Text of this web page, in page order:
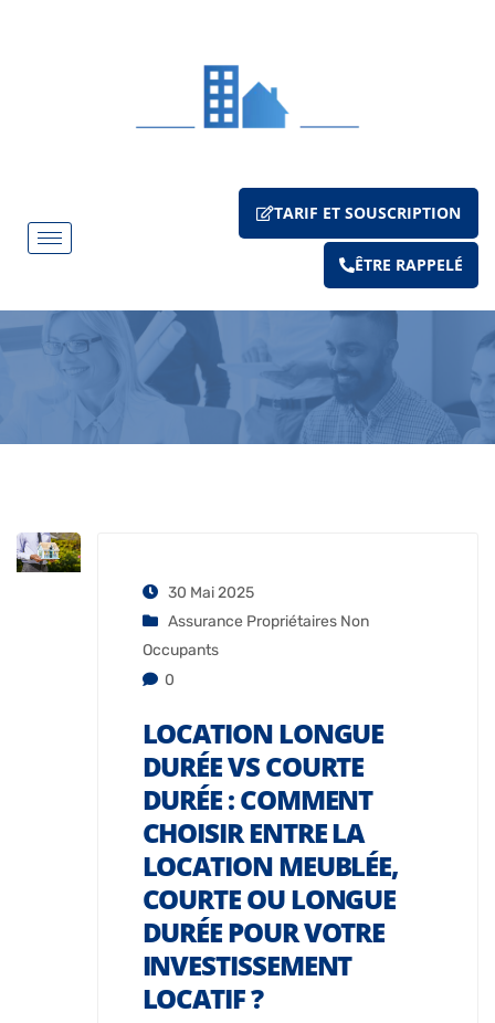
TARIF ET SOUSCRIPTION
ÊTRE RAPPELÉ
30 Mai 2025
Assurance Propriétaires Non
Occupants
0
LOCATION LONGUE
DURÉE VS COURTE
DURÉE : COMMENT
CHOISIR ENTRE LA
LOCATION MEUBLÉE,
COURTE OU LONGUE
DURÉE POUR VOTRE
INVESTISSEMENT
LOCATIF ?